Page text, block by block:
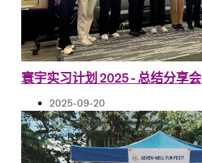
寰宇实习计划 2025 - 总结分享会
2025-09-20